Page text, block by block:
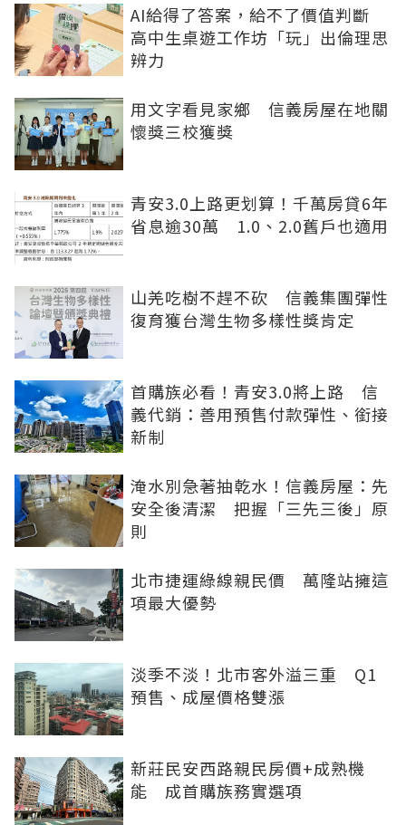
AI給得了答案，給不了價值判斷
高中生桌遊工作坊「玩」出倫理思
辨力
用文字看見家鄉 信義房屋在地關
懷獎三校獲獎
青安3.0上路更划算！千萬房貸6年
省息逾30萬 1.0、2.0舊戶也適用
山羌吃樹不趕不砍 信義集團彈性
復育獲台灣生物多樣性獎肯定
首購族必看！青安3.0將上路 信
義代銷：善用預售付款彈性、銜接
新制
淹水別急著抽乾水！信義房屋：先
安全後清潔 把握「三先三後」原
則
北市捷運綠線親民價 萬隆站擁這
項最大優勢
淡季不淡！北市客外溢三重 Q1
預售、成屋價格雙漲
新莊民安西路親民房價+成熟機
能 成首購族務實選項